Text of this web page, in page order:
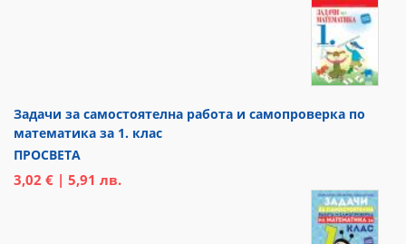
Задачи за самостоятелна работа и самопроверка по
математика за 1. клас
ПРОСВЕТА
3,02 € | 5,91 лв.